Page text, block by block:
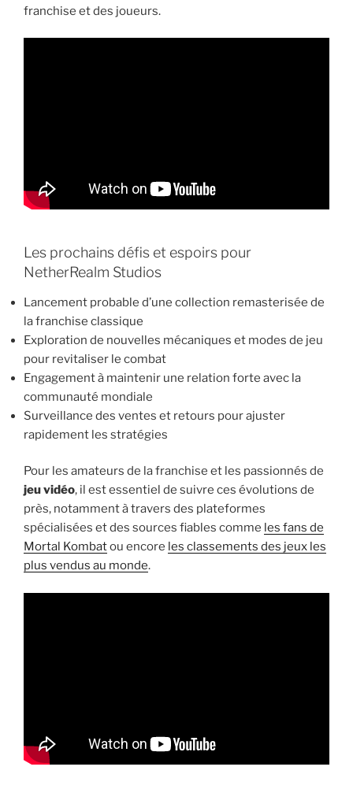
franchise et des joueurs.
Les prochains défis et espoirs pour
NetherRealm Studios
Lancement probable d’une collection remasterisée de
la franchise classique
Exploration de nouvelles mécaniques et modes de jeu
pour revitaliser le combat
Engagement à maintenir une relation forte avec la
communauté mondiale
Surveillance des ventes et retours pour ajuster
rapidement les stratégies
Pour les amateurs de la franchise et les passionnés de
jeu vidéo, il est essentiel de suivre ces évolutions de
près, notamment à travers des plateformes
spécialisées et des sources fiables comme les fans de
Mortal Kombatou encore les classements des jeux les
plus vendus au monde.